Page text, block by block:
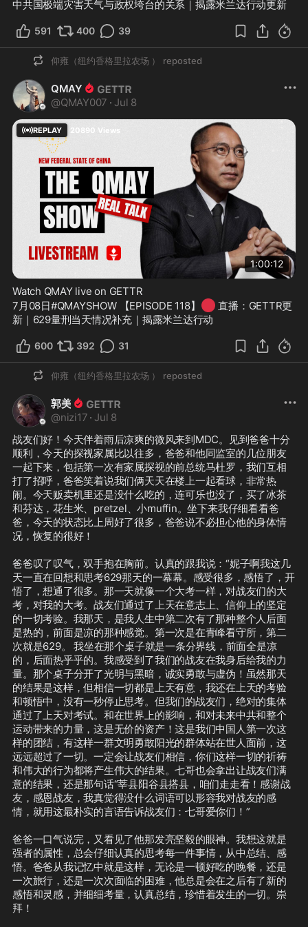
中共国极端灾害天气与政权垮台的关系｜揭露米兰达行动更新
591 400 39
仰雍（纽约香格里拉农场 ） reposted
QMAY
@QMAY007 · Jul 8
Watch QMAY live on GETTR
7月08日#QMAYSHOW 【EPISODE 118】 🔴 直播：GETTR更
新｜629量刑当天情况补充｜揭露米兰达行动
REPLAY 20890 Views
1:00:12
600 392 31
仰雍（纽约香格里拉农场 ） reposted
郭美
@nizi17 · Jul 8
战友们好！今天伴着雨后凉爽的微风来到MDC。见到爸爸十分
顺利，今天的探视家属比以往多，爸爸和他同监室的几位朋友
一起下来，包括第一次有家属探视的前总统马杜罗，我们互相
打了招呼，爸爸笑着说我们俩天天在楼上一起看球，非常热
闹。今天贩卖机里还是没什么吃的，连可乐也没了，买了冰茶
和芬达，花生米、pretzel、小muffin。坐下来我仔细看看爸
爸，今天的状态比上周好了很多，爸爸说不必担心他的身体情
况，恢复的很好！
爸爸叹了叹气，双手抱在胸前。认真的跟我说：“妮子啊我这几
天一直在回想和思考629那天的一幕幕。感受很多，感悟了，开
悟了，想通了很多。那一天就像一个大考一样，对战友们的大
考，对我的大考。战友们通过了上天在意志上、信仰上的坚定
的一切考验。我那天，是我人生中第二次有了那种整个人后面
是热的，前面是凉的那种感觉。第一次是在青峰看守所，第二
次就是629。 我坐在那个桌子就是一条分界线，前面全是凉
的，后面热乎乎的。我感受到了我们的战友在我身后给我的力
量。那个桌子分开了光明与黑暗，诚实勇敢与虚伪！虽然那天
的结果是这样，但相信一切都是上天有意，我还在上天的考验
和顿悟中，没有一秒停止思考。但我们的战友们，绝对的集体
通过了上天对考试。和在世界上的影响，和对未来中共和整个
运动带来的力量，这是无价的资产！这是我们中国人第一次这
样的团结，有这样一群文明勇敢阳光的群体站在世人面前，这
远远超过了一切。一定会让战友们相信，你们这样一切的祈祷
和伟大的行为都将产生伟大的结果。七哥也会拿出让战友们满
意的结果，还是那句话“莘县阳谷县搭县，咱们走走看！感谢战
友，感恩战友，我真觉得没什么词语可以形容我对战友的感
情，就用这最朴实的言语告诉战友们：七哥爱你们！”
爸爸一口气说完，又看见了他那发亮坚毅的眼神。我想这就是
强者的属性，总会仔细认真的思考每一件事情，从中总结、感
悟。爸爸从我记忆中就是这样，无论是一顿好吃的晚餐，还是
一次旅行，还是一次次面临的困难，他总是会在之后有了新的
感悟和灵感，并细细考量，认真总结，珍惜着发生的一切。崇
拜！